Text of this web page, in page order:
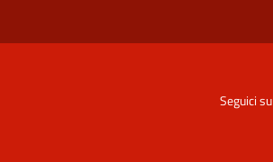
Seguici su